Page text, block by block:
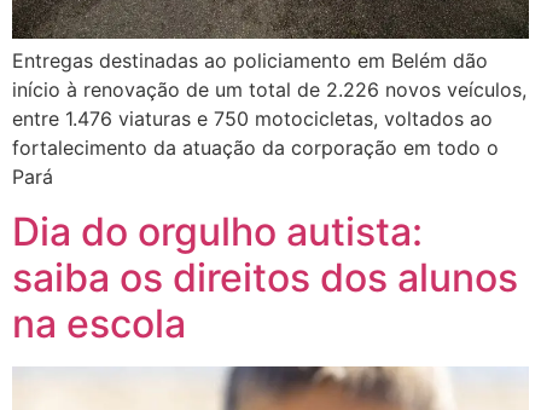
Entregas destinadas ao policiamento em Belém dão
início à renovação de um total de 2.226 novos veículos,
entre 1.476 viaturas e 750 motocicletas, voltados ao
fortalecimento da atuação da corporação em todo o
Pará
Dia do orgulho autista:
saiba os direitos dos alunos
na escola